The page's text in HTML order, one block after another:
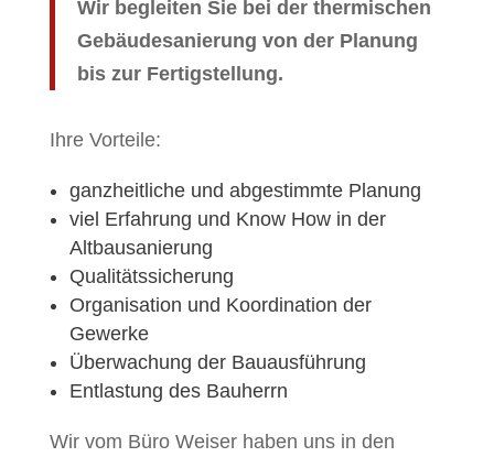
Wir begleiten Sie bei der thermischen
Gebäudesanierung von der Planung
bis zur Fertigstellung.
Ihre Vorteile:
ganzheitliche und abgestimmte Planung
viel Erfahrung und Know How in der
Altbausanierung
Qualitätssicherung
Organisation und Koordination der
Gewerke
Überwachung der Bauausführung
Entlastung des Bauherrn
Wir vom Büro Weiser haben uns in den